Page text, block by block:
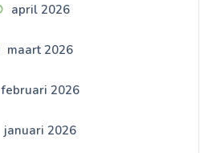
april 2026
maart 2026
februari 2026
januari 2026